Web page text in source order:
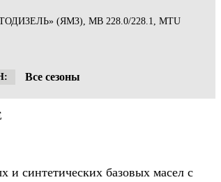
(ЯМЗ), MB 228.0/228.1, MTU
Все сезоны
и синтетических базовых масел с